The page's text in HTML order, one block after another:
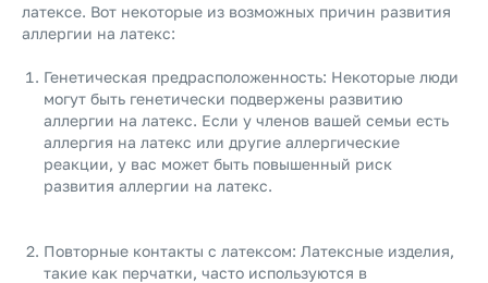
латексе. Вот некоторые из возможных причин развития
аллергии на латекс:
Генетическая предрасположенность: Некоторые люди
могут быть генетически подвержены развитию
аллергии на латекс. Если у членов вашей семьи есть
аллергия на латекс или другие аллергические
реакции, у вас может быть повышенный риск
развития аллергии на латекс.
Повторные контакты с латексом: Латексные изделия,
такие как перчатки, часто используются в